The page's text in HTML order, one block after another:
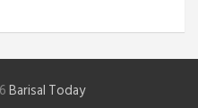
Barisal Today